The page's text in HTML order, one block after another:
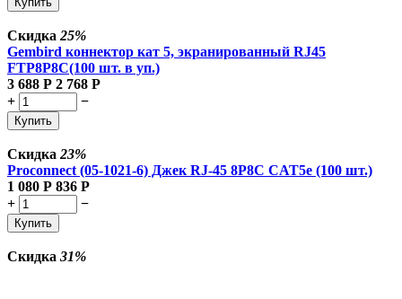
Скидка 25%
Gembird коннектор кат 5, экранированный RJ45
FTP8P8C(100 шт. в уп.)
3 688 Р 2 768 Р
+
−
Купить
Скидка 23%
Proconnect (05-1021-6) Джек RJ-45 8P8C CAT5e (100 шт.)
1 080 Р 836 Р
+
−
Купить
Скидка 31%